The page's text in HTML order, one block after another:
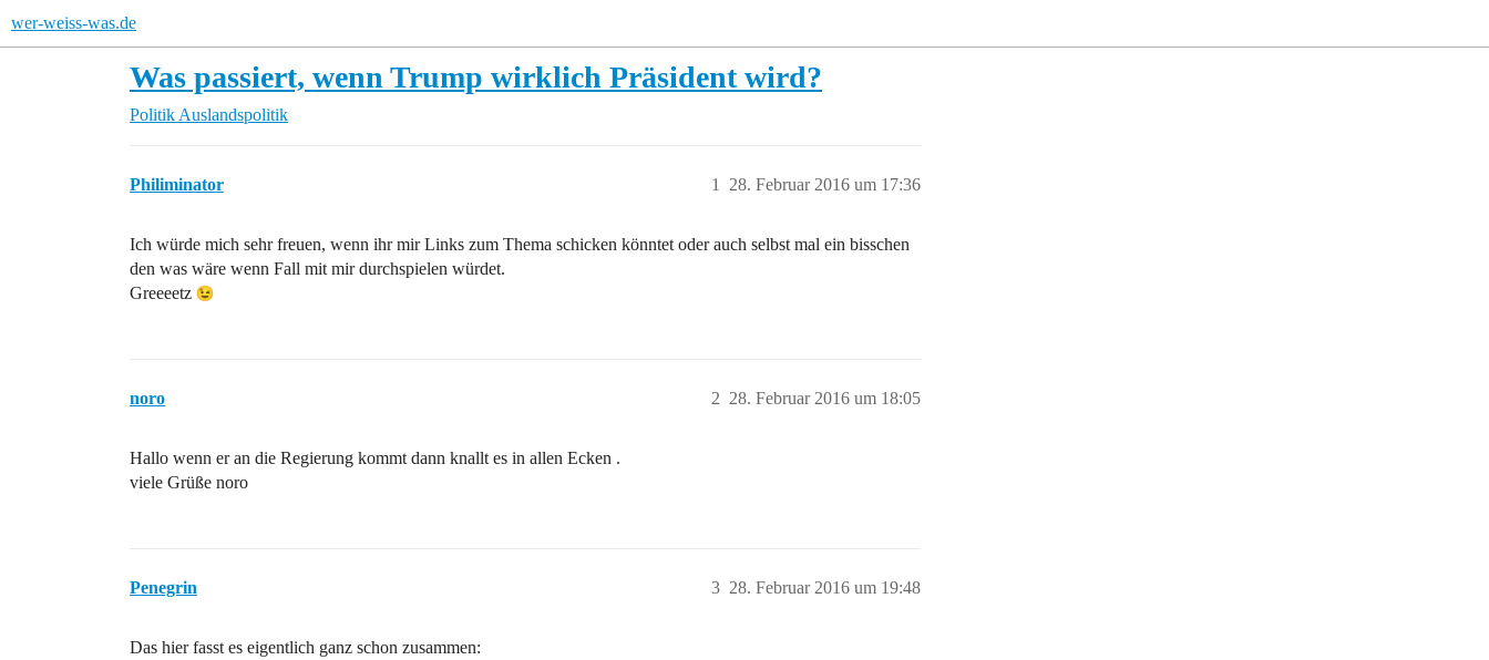
wer-weiss-was.de
Was passiert, wenn Trump wirklich Präsident wird?
Politik Auslandspolitik
Philiminator 28. Februar 2016 um 17:36
1
Ich würde mich sehr freuen, wenn ihr mir Links zum Thema schicken könntet oder auch selbst mal ein bisschen
den was wäre wenn Fall mit mir durchspielen würdet.
Greeeetz
noro 28. Februar 2016 um 18:05
2
Hallo wenn er an die Regierung kommt dann knallt es in allen Ecken .
viele Grüße noro
Penegrin 28. Februar 2016 um 19:48
3
Das hier fasst es eigentlich ganz schon zusammen: